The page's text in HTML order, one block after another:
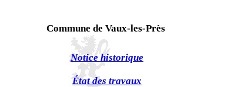
Commune de Vaux-les-Près
Notice historique
État des travaux